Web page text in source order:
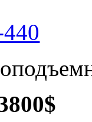
800$